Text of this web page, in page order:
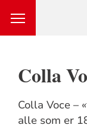
Colla
Colla Voce –
alle som er